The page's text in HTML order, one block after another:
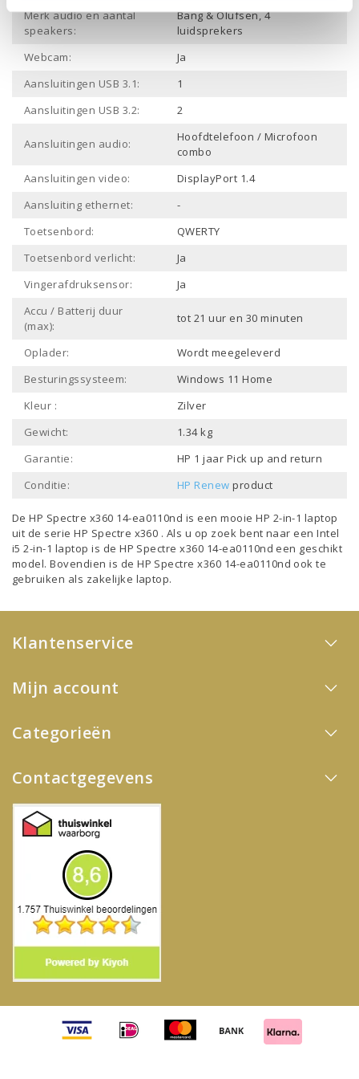
Merk audio en aantal
speakers:
Bang & Olufsen, 4
luidsprekers
Webcam:
Ja
Aansluitingen USB 3.1:
1
Aansluitingen USB 3.2:
2
Aansluitingen audio:
Hoofdtelefoon / Microfoon
combo
Aansluitingen video:
DisplayPort 1.4
Aansluiting ethernet:
-
Toetsenbord:
QWERTY
Toetsenbord verlicht:
Ja
Vingerafdruksensor:
Ja
Accu / Batterij duur
(max):
tot 21 uur en 30 minuten
Oplader:
Wordt meegeleverd
Besturingssysteem:
Windows 11 Home
Kleur :
Zilver
Gewicht:
1.34 kg
Garantie:
HP 1 jaar Pick up and return
Conditie:
HP Renew product
De HP Spectre x360 14-ea0110nd is een mooieHP 2-in-1 laptop
uit de serieHP Spectre x360 . Als u op zoek bent naar eenIntel
i5 2-in-1 laptopis de HP Spectre x360 14-ea0110nd een geschikt
model. Bovendien is de HP Spectre x360 14-ea0110nd ook te
gebruiken als zakelijke laptop.
Klantenservice
Mijn account
Categorieën
Contactgegevens